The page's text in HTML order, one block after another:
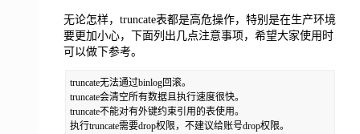
无论怎样，truncate表都是高危操作，特别是在生产环境
要更加小心，下面列出几点注意事项，希望大家使用时
可以做下参考。
truncate无法通过binlog回滚。
truncate会清空所有数据且执行速度很快。
truncate不能对有外键约束引用的表使用。
执行truncate需要drop权限，不建议给账号drop权限。